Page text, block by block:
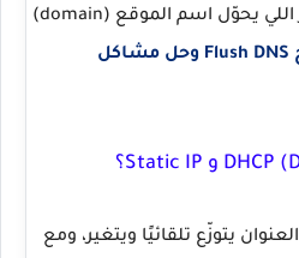
السيرفر اللي يحوّل اسم الموقع (domain)
شرح Flush DNS وحل مشاكل
العنوان يتوزّع تلقائيًا ويتغير، ومع